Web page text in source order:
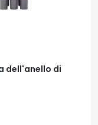
dell'anello di